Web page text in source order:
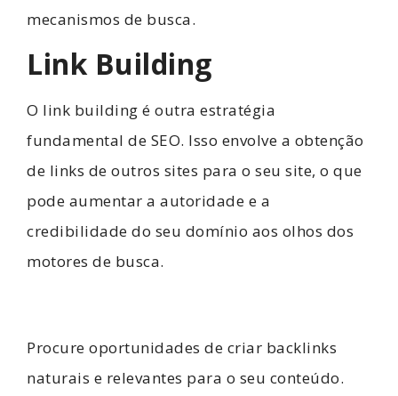
mecanismos de busca.
Link Building
O link building é outra estratégia
fundamental de SEO. Isso envolve a obtenção
de links de outros sites para o seu site, o que
pode aumentar a autoridade e a
credibilidade do seu domínio aos olhos dos
motores de busca.
Procure oportunidades de criar backlinks
naturais e relevantes para o seu conteúdo.